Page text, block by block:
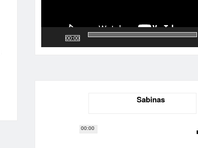
00:00
00:00
Sabinas